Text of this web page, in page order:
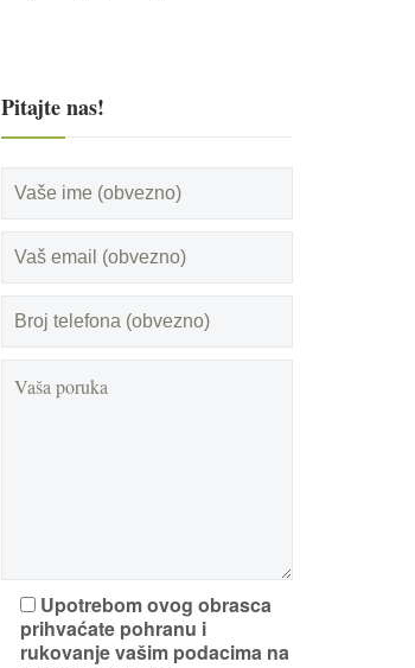
Pitajte nas!
Upotrebom ovog obrasca
prihvaćate pohranu i
rukovanje vašim podacima na